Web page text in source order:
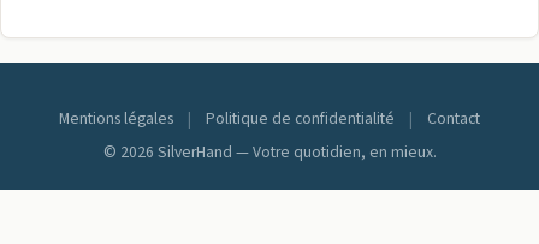
Mentions légales | Politique de confidentialité |
Contact
© 2026 SilverHand — Votre quotidien, en mieux.